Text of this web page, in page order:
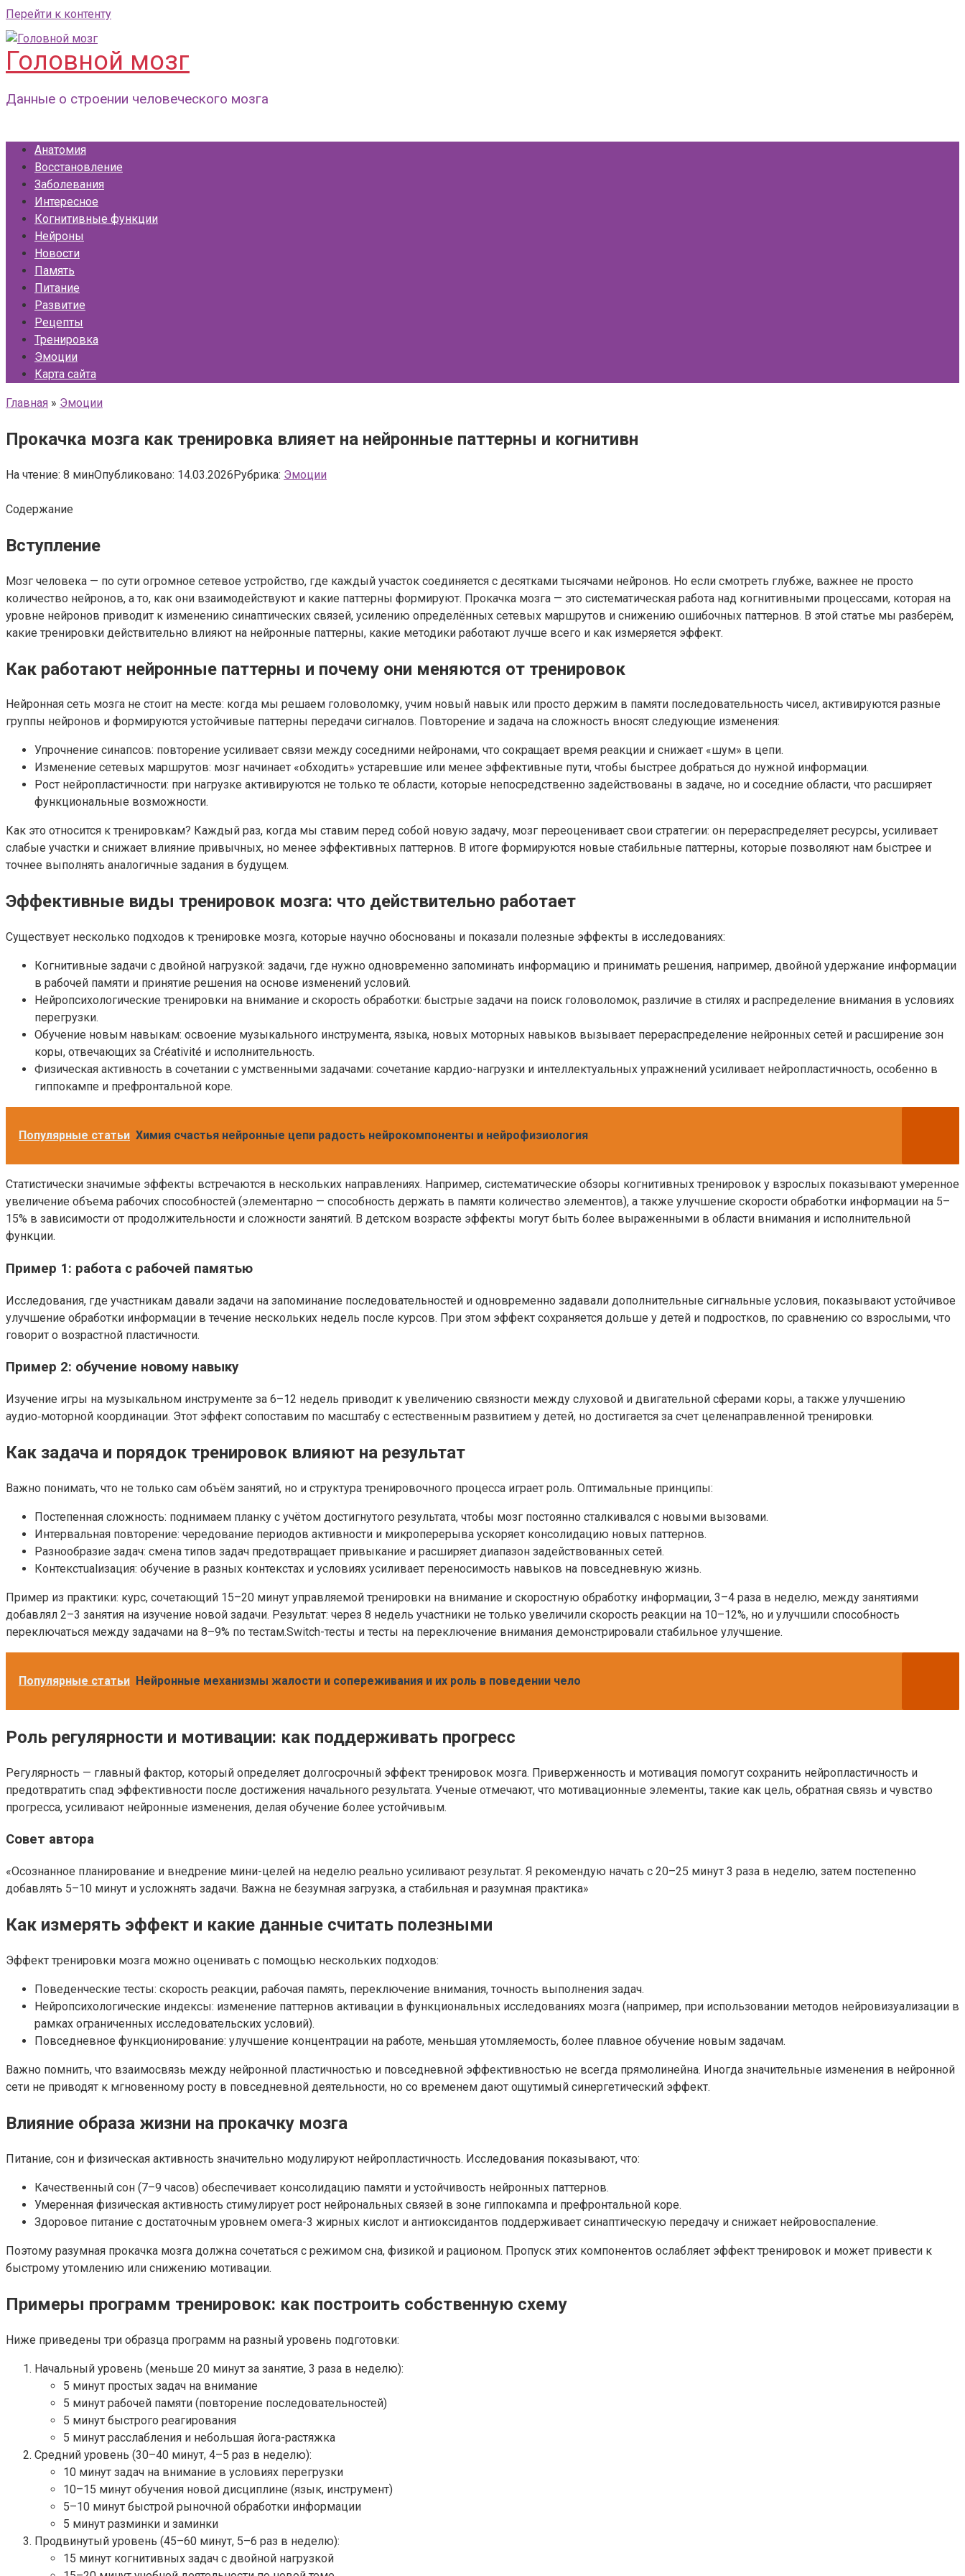
Перейти к контенту
Головной мозг
Данные о строении человеческого мозга
Анатомия
Восстановление
Заболевания
Интересное
Когнитивные функции
Нейроны
Новости
Память
Питание
Развитие
Рецепты
Тренировка
Эмоции
Карта сайта
Главная » Эмоции
Прокачка мозга как тренировка влияет на нейронные паттерны и когнитивн
На чтение: 8 минОпубликовано: 14.03.2026Рубрика: Эмоции
Содержание
Вступление
Мозг человека — по сути огромное сетевое устройство, где каждый участок соединяется с десятками тысячами нейронов. Но если смотреть глубже, важнее не просто
количество нейронов, а то, как они взаимодействуют и какие паттерны формируют. Прокачка мозга — это систематическая работа над когнитивными процессами, которая на
уровне нейронов приводит к изменению синаптических связей, усилению определённых сетевых маршрутов и снижению ошибочных паттернов. В этой статье мы разберём,
какие тренировки действительно влияют на нейронные паттерны, какие методики работают лучше всего и как измеряется эффект.
Как работают нейронные паттерны и почему они меняются от тренировок
Нейронная сеть мозга не стоит на месте: когда мы решаем головоломку, учим новый навык или просто держим в памяти последовательность чисел, активируются разные
группы нейронов и формируются устойчивые паттерны передачи сигналов. Повторение и задача на сложность вносят следующие изменения:
Упрочнение синапсов: повторение усиливает связи между соседними нейронами, что сокращает время реакции и снижает «шум» в цепи.
Изменение сетевых маршрутов: мозг начинает «обходить» устаревшие или менее эффективные пути, чтобы быстрее добраться до нужной информации.
Рост нейропластичности: при нагрузке активируются не только те области, которые непосредственно задействованы в задаче, но и соседние области, что расширяет
функциональные возможности.
Как это относится к тренировкам? Каждый раз, когда мы ставим перед собой новую задачу, мозг переоценивает свои стратегии: он перераспределяет ресурсы, усиливает
слабые участки и снижает влияние привычных, но менее эффективных паттернов. В итоге формируются новые стабильные паттерны, которые позволяют нам быстрее и
точнее выполнять аналогичные задания в будущем.
Эффективные виды тренировок мозга: что действительно работает
Существует несколько подходов к тренировке мозга, которые научно обоснованы и показали полезные эффекты в исследованиях:
Когнитивные задачи с двойной нагрузкой: задачи, где нужно одновременно запоминать информацию и принимать решения, например, двойной удержание информации
в рабочей памяти и принятие решения на основе изменений условий.
Нейропсихологические тренировки на внимание и скорость обработки: быстрые задачи на поиск головоломок, различие в стилях и распределение внимания в условиях
перегрузки.
Обучение новым навыкам: освоение музыкального инструмента, языка, новых моторных навыков вызывает перераспределение нейронных сетей и расширение зон
коры, отвечающих за Créativité и исполнительность.
Физическая активность в сочетании с умственными задачами: сочетание кардио-нагрузки и интеллектуальных упражнений усиливает нейропластичность, особенно в
гиппокампе и префронтальной коре.
Популярные статьи Химия счастья нейронные цепи радость нейрокомпоненты и нейрофизиология
Статистически значимые эффекты встречаются в нескольких направлениях. Например, систематические обзоры когнитивных тренировок у взрослых показывают умеренное
увеличение объема рабочих способностей (элементарно — способность держать в памяти количество элементов), а также улучшение скорости обработки информации на 5–
15% в зависимости от продолжительности и сложности занятий. В детском возрасте эффекты могут быть более выраженными в области внимания и исполнительной
функции.
Пример 1: работа с рабочей памятью
Исследования, где участникам давали задачи на запоминание последовательностей и одновременно задавали дополнительные сигнальные условия, показывают устойчивое
улучшение обработки информации в течение нескольких недель после курсов. При этом эффект сохраняется дольше у детей и подростков, по сравнению со взрослыми, что
говорит о возрастной пластичности.
Пример 2: обучение новому навыку
Изучение игры на музыкальном инструменте за 6–12 недель приводит к увеличению связности между слуховой и двигательной сферами коры, а также улучшению
аудио‑моторной координации. Этот эффект сопоставим по масштабу с естественным развитием у детей, но достигается за счет целенаправленной тренировки.
Как задача и порядок тренировок влияют на результат
Важно понимать, что не только сам объём занятий, но и структура тренировочного процесса играет роль. Оптимальные принципы:
Постепенная сложность: поднимаем планку с учётом достигнутого результата, чтобы мозг постоянно сталкивался с новыми вызовами.
Интервальная повторение: чередование периодов активности и микроперерыва ускоряет консолидацию новых паттернов.
Разнообразие задач: смена типов задач предотвращает привыкание и расширяет диапазон задействованных сетей.
Контекстualизация: обучение в разных контекстах и условиях усиливает переносимость навыков на повседневную жизнь.
Пример из практики: курс, сочетающий 15–20 минут управляемой тренировки на внимание и скоростную обработку информации, 3–4 раза в неделю, между занятиями
добавлял 2–3 занятия на изучение новой задачи. Результат: через 8 недель участники не только увеличили скорость реакции на 10–12%, но и улучшили способность
переключаться между задачами на 8–9% по тестам.Switch-тесты и тесты на переключение внимания демонстрировали стабильное улучшение.
Популярные статьи Нейронные механизмы жалости и сопереживания и их роль в поведении чело
Роль регулярности и мотивации: как поддерживать прогресс
Регулярность — главный фактор, который определяет долгосрочный эффект тренировок мозга. Приверженность и мотивация помогут сохранить нейропластичность и
предотвратить спад эффективности после достижения начального результата. Ученые отмечают, что мотивационные элементы, такие как цель, обратная связь и чувство
прогресса, усиливают нейронные изменения, делая обучение более устойчивым.
Совет автора
«Осознанное планирование и внедрение мини-целей на неделю реально усиливают результат. Я рекомендую начать с 20–25 минут 3 раза в неделю, затем постепенно
добавлять 5–10 минут и усложнять задачи. Важна не безумная загрузка, а стабильная и разумная практика»
Как измерять эффект и какие данные считать полезными
Эффект тренировки мозга можно оценивать с помощью нескольких подходов:
Поведенческие тесты: скорость реакции, рабочая память, переключение внимания, точность выполнения задач.
Нейропсихологические индексы: изменение паттернов активации в функциональных исследованиях мозга (например, при использовании методов нейровизуализации в
рамках ограниченных исследовательских условий).
Повседневное функционирование: улучшение концентрации на работе, меньшая утомляемость, более плавное обучение новым задачам.
Важно помнить, что взаимосвязь между нейронной пластичностью и повседневной эффективностью не всегда прямолинейна. Иногда значительные изменения в нейронной
сети не приводят к мгновенному росту в повседневной деятельности, но со временем дают ощутимый синергетический эффект.
Влияние образа жизни на прокачку мозга
Питание, сон и физическая активность значительно модулируют нейропластичность. Исследования показывают, что:
Качественный сон (7–9 часов) обеспечивает консолидацию памяти и устойчивость нейронных паттернов.
Умеренная физическая активность стимулирует рост нейрональных связей в зоне гиппокампа и префронтальной коре.
Здоровое питание с достаточным уровнем омега-3 жирных кислот и антиоксидантов поддерживает синаптическую передачу и снижает нейровоспаление.
Поэтому разумная прокачка мозга должна сочетаться с режимом сна, физикой и рационом. Пропуск этих компонентов ослабляет эффект тренировок и может привести к
быстрому утомлению или снижению мотивации.
Примеры программ тренировок: как построить собственную схему
Ниже приведены три образца программ на разный уровень подготовки:
Начальный уровень (меньше 20 минут за занятие, 3 раза в неделю):
5 минут простых задач на внимание
5 минут рабочей памяти (повторение последовательностей)
5 минут быстрого реагирования
5 минут расслабления и небольшая йога-растяжка
Средний уровень (30–40 минут, 4–5 раз в неделю):
10 минут задач на внимание в условиях перегрузки
10–15 минут обучения новой дисциплине (язык, инструмент)
5–10 минут быстрой рыночной обработки информации
5 минут разминки и заминки
Продвинутый уровень (45–60 минут, 5–6 раз в неделю):
15 минут когнитивных задач с двойной нагрузкой